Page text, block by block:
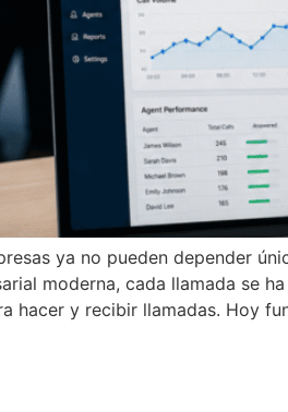
ya no pueden depender
moderna, cada llamada se
hacer y recibir llamadas. Hoy